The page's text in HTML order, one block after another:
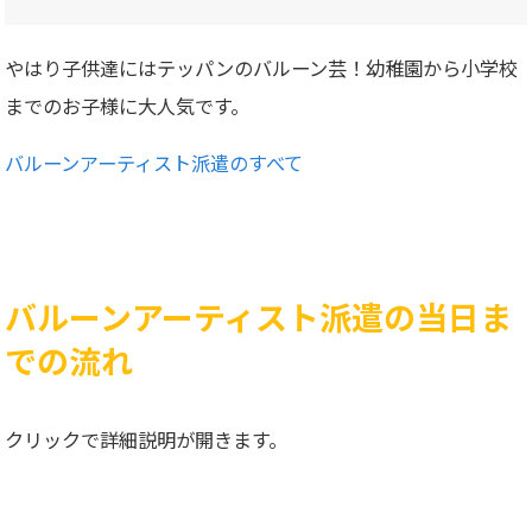
やはり子供達にはテッパンのバルーン芸！幼稚園から小学校
までのお子様に大人気です。
バルーンアーティスト派遣のすべて
バルーンアーティスト派遣の当日ま
での流れ
クリックで詳細説明が開きます。